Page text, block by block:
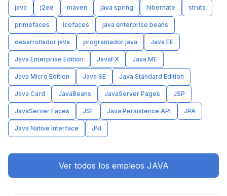
java j2ee maven java spring hibernate struts
primefaces icefaces java enterprise beans
desarrollador java programador java Java EE
Java Enterprise Edition JavaFX Java ME
Java Micro Edition Java SE Java Standard Edition
Java Card JavaBeans JavaServer Pages JSP
JavaServer Faces JSF Java Persistence API JPA
Java Native Interface JNI
Ver todos los empleos JAVA